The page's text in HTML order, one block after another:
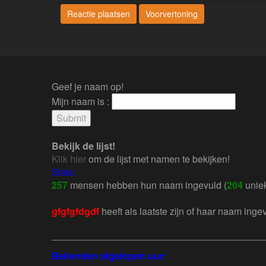
Geef je naam op!
Mijn naam is :
Bekijk de lijst!
Klik hierom de lijst met namen te bekijken!
Stats:
257 mensen hebben hun naam ingevuld (204
gfgfgfdgdf heeft als laatste zijn of haar naam
Bekenden afgelopen uur: